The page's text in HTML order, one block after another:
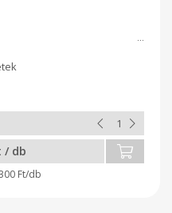
/ db
Ft/db